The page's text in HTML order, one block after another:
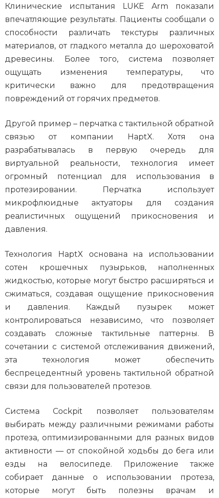
Клинические испытания LUKE Arm показали
впечатляющие результаты. Пациенты сообщали о
способности различать текстуры различных
материалов, от гладкого металла до шероховатой
древесины. Более того, система позволяет
ощущать изменения температуры, что
критически важно для предотвращения
повреждений от горячих предметов.
Другой пример – перчатка с тактильной обратной
связью от компании HaptX. Хотя она
разрабатывалась в первую очередь для
виртуальной реальности, технология имеет
огромный потенциал для использования в
протезировании. Перчатка использует
микрофлюидные актуаторы для создания
реалистичных ощущений прикосновения и
давления.
Технология HaptX основана на использовании
сотен крошечных пузырьков, наполненных
жидкостью, которые могут быстро расширяться и
сжиматься, создавая ощущение прикосновения
и давления. Каждый пузырек может
контролироваться независимо, что позволяет
создавать сложные тактильные паттерны. В
сочетании с системой отслеживания движений,
эта технология может обеспечить
беспрецедентный уровень тактильной обратной
связи для пользователей протезов.
Система Cockpit позволяет пользователям
выбирать между различными режимами работы
протеза, оптимизированными для разных видов
активности — от спокойной ходьбы до бега или
езды на велосипеде. Приложение также
собирает данные о использовании протеза,
которые могут быть полезны врачам и